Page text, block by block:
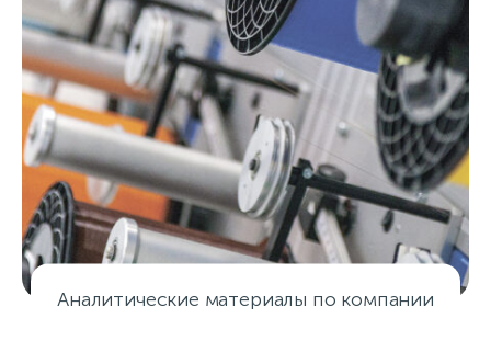
Мнения аналитиков
Аналитические материалы по компании